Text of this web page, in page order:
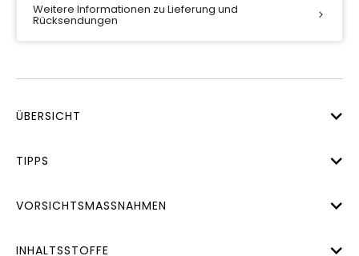
Weitere Informationen zu Lieferung und
Rücksendungen
ÜBERSICHT
TIPPS
VORSICHTSMASSNAHMEN
INHALTSSTOFFE